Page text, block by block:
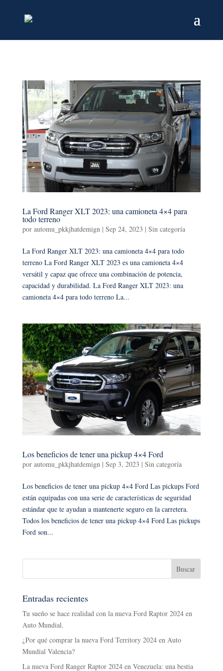
La Ford Ranger XLT 2023: una camioneta 4×4 para
todo terreno
por automu_pkkjhatdemign| Sep 24, 2023 | Sin categoría
La Ford Ranger XLT 2023: una camioneta 4×4 para todo
terreno La Ford Ranger XLT 2023 es una camioneta 4×4
versátil y capaz que ofrece una combinación de potencia,
capacidad y durabilidad. La Ford Ranger XLT 2023: una
camioneta 4×4 para todo terreno La...
Los beneficios de tener una pickup 4×4 Ford
por automu_pkkjhatdemign| Sep 3, 2023 | Sin categoría
Los beneficios de tener una pickup 4×4 Ford Las pickups Ford
están equipadas con una serie de características de seguridad
estándar que te ayudan a mantenerte seguro en la carretera.
Todos los beneficios de tener una pickup 4×4 Ford Las pickups
Ford son...
Entradas recientes
Tu sueño se hace realidad con la nueva Ford Raptor 2024 en
Auto Mundial.
¿Por qué comprar la nueva Ford Territory 2024 en Auto
Mundial Valencia?
La nueva Ford Ranger Raptor 2024 en Venezuela: una bestia